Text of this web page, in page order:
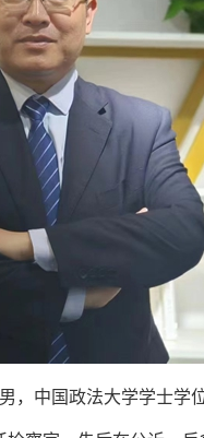
国政法大学学士学位